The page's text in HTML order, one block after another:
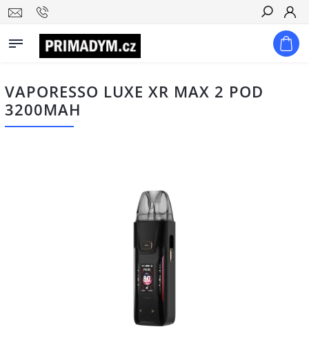
Hledat
VAPORESSO LUXE XR MAX 2 POD
3200MAH